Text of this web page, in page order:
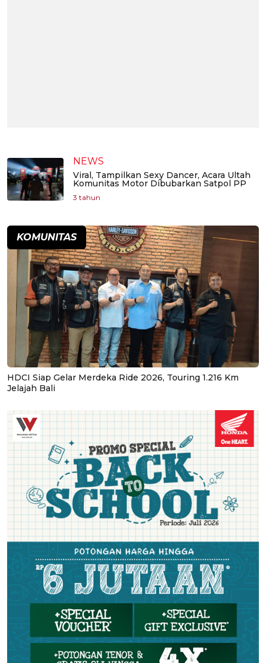
NEWS
Viral, Tampilkan Sexy Dancer, Acara Ultah
Komunitas Motor Dibubarkan Satpol PP
3 tahun
KOMUNITAS
HDCI Siap Gelar Merdeka Ride 2026, Touring 1.216 Km
Jelajah Bali